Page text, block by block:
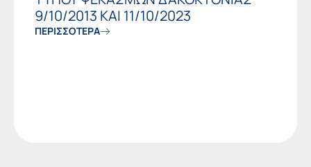
9/10/2013 ΚΑΙ 11/10/2023
ΠΕΡΙΣΣΟΤΕΡΑ